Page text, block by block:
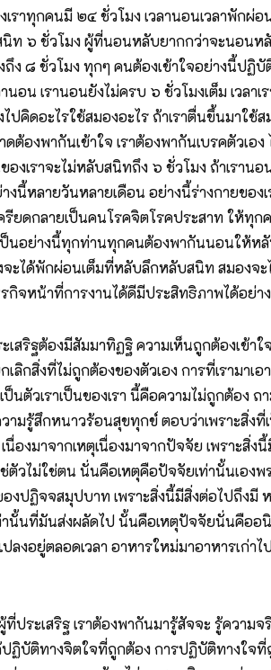
ราทุกคนมี ๒๔ ชั่วโมง เวลานอนเวลาพักผ่
๖ ชั่วโมง ผู้ที่นอนหลับยากกว่าจะนอนหลั
ง ๘ ชั่วโมง ทุกๆ คนต้องเข้าใจอย่างนี้ปฏิบั
อน เรานอนยังไม่ครบ ๖ ชั่วโมงเต็ม เวลาเ
ไปคิดอะไรใช้สมองอะไร ถ้าเราตื่นขึ้นมาใช้
ต้องพากันเข้าใจ เราต้องพากันเบรคตัวเอง
องเราจะไม่หลับสนิทถึง ๖ ชั่วโมง ถ้าเราน
งนี้หลายวันหลายเดือน อย่างนี้ร่างกายของ
ครียดกลายเป็นคนโรคจิตโรคประสาท ให้ทุ
ป็นอย่างนี้ทุกท่านทุกคนต้องพากันนอนให้ห
จะได้พักผ่อนเต็มที่หลับลึกหลับสนิท สมองจะ
รกิจหน้าที่การงานได้ดีมีประสิทธิภาพได้อย่า
เสริฐต้องมีสัมมาทิฏฐิ ความเห็นถูกต้องเข้า
ลิกสิ่งที่ไม่ถูกต้องของตัวเอง การที่เรามาเ
ตัวเราเป็นของเรา นี้คือความไม่ถูกต้อง ถ
วามรู้สึกหนาวร้อนสุขทุกข์ ตอบว่าเพราะสิ่งที่
องมาจากเหตุเนื่องมาจากปัจจัย เพราะสิ่ง
ตัวไม่ใช่ตน นั่นคือเหตุคือปัจจัยเท่านั้นเองพ
องปฏิจจสมุปบาท เพราะสิ่งนี้มีสิ่งต่อไปถึงมี
านั้นที่มันส่งผลัดไป นั้นคือเหตุปัจจัยนั่นคืออ
ลงอยู่ตลอดเวลา อาหารใหม่มาอาหารเก่า
ประเสริฐ เราต้องพากันมารู้สัจจะ รู้ความจ
ปฏิบัติทางจิตใจที่ถูกต้อง การปฏิบัติทางใจ